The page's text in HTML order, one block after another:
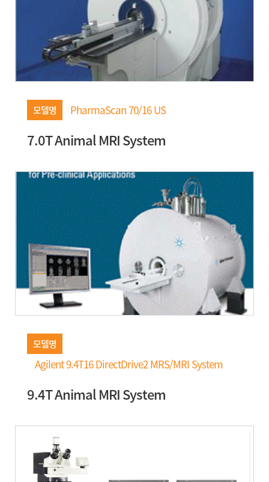
모델명 PharmaScan 70/16 US
7.0T Animal MRI System
모델명
Agilent 9.4T16 DirectDrive2 MRS/MRI System
9.4T Animal MRI System